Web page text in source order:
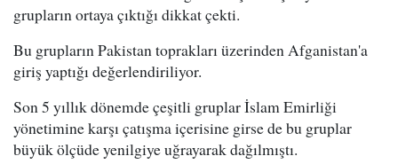
grupların ortaya çıktığı dikkat çekti.
Bu grupların Pakistan toprakları üzerinden Afganistan'a
giriş yaptığı değerlendiriliyor.
Son 5 yıllık dönemde çeşitli gruplar İslam Emirliği
yönetimine karşı çatışma içerisine girse de bu gruplar
büyük ölçüde yenilgiye uğrayarak dağılmıştı.